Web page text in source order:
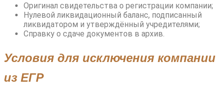
Оригинал свидетельства о регистрации компании;
Нулевой ликвидационный баланс, подписанный
ликвидатором и утверждённый учредителями;
Справку о сдаче документов в архив.
Условия для исключения компании
из ЕГР